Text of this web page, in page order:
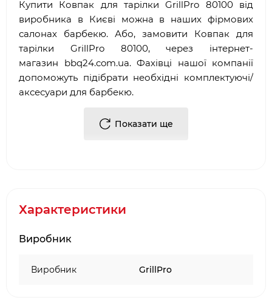
Купити Ковпак для тарілки GrillPro 80100 від
виробника в Києві можна в наших фірмових
салонах барбекю. Або, замовити Ковпак для
тарілки GrillPro 80100, через інтернет-
магазин bbq24.com.ua. Фахівці нашої компанії
допоможуть підібрати необхідні комплектуючі/
аксесуари для барбекю.
Багаторічний досвід роботи у сфері
·
Два фірмових салони барбекю в місті Києві:
·
Наявність товару на складі виробника в
Показати ще
Характеристики
Виробник
Виробник GrillPro